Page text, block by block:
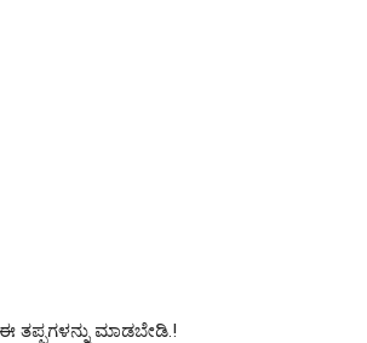
ತಪ್ಪಗಳನ್ನು ಮಾಡಬೇಡಿ.!